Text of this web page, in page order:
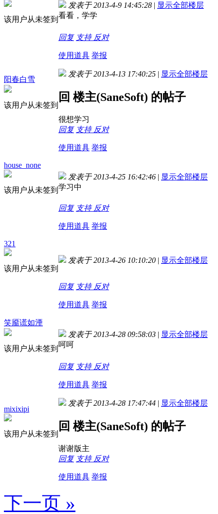
该用户从未签到
发表于 2013-4-9 14:45:28 | 显示全部楼层
看看，学学
回复 支持 反对
使用道具 举报
阳春白雪
该用户从未签到
发表于 2013-4-13 17:40:25 | 显示全部楼层
回 楼主(SaneSoft) 的帖子
很想学习
回复 支持 反对
使用道具 举报
house_none
该用户从未签到
发表于 2013-4-25 16:42:46 | 显示全部楼层
学习中
回复 支持 反对
使用道具 举报
321
该用户从未签到
发表于 2013-4-26 10:10:20 | 显示全部楼层
回复 支持 反对
使用道具 举报
笑靥谎如湮
该用户从未签到
发表于 2013-4-28 09:58:03 | 显示全部楼层
呵呵
回复 支持 反对
使用道具 举报
mixixipi
该用户从未签到
发表于 2013-4-28 17:47:44 | 显示全部楼层
回 楼主(SaneSoft) 的帖子
谢谢版主
回复 支持 反对
使用道具 举报
下一页 »